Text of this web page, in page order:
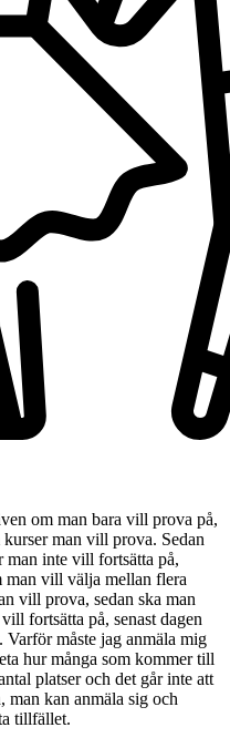
om man bara vill prova på,
man vill prova. Sedan
man inte vill fortsätta på,
man vill välja mellan flera
vill prova, sedan ska man
fortsätta på, senast dagen
Varför måste jag anmäla mig
hur många som kommer till
platser och det går inte att
kan anmäla sig och
tillfället.